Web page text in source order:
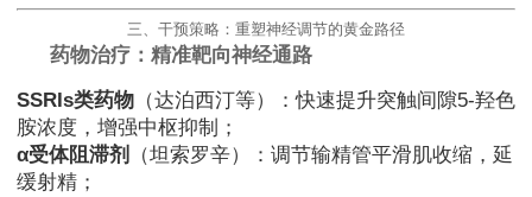
三、干预策略：重塑神经调节的黄金路径
药物治疗：精准靶向神经通路
SSRIs类药物 （达泊西汀等）：快速提升突触间隙5-羟色
胺浓度，增强中枢抑制；
α受体阻滞剂
（坦索罗辛）：调节输精管平滑肌收缩，延
缓射精；